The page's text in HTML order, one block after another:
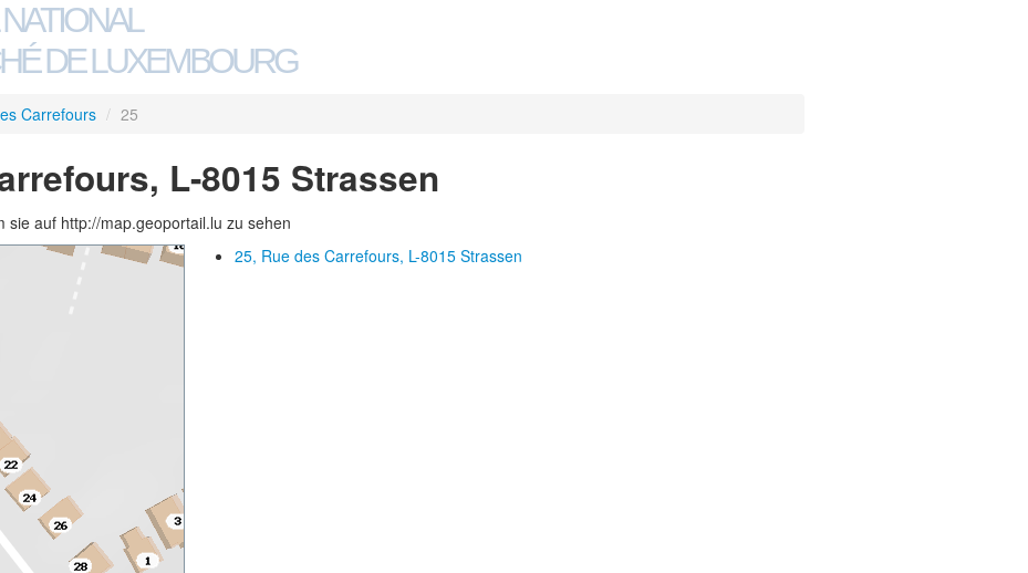
DE LUXEMBOURG
Carrefours / 25
L-8015 Strassen
sie auf http://map.geoportail.lu zu sehen
25, Rue des Carrefours, L-8015 Strassen